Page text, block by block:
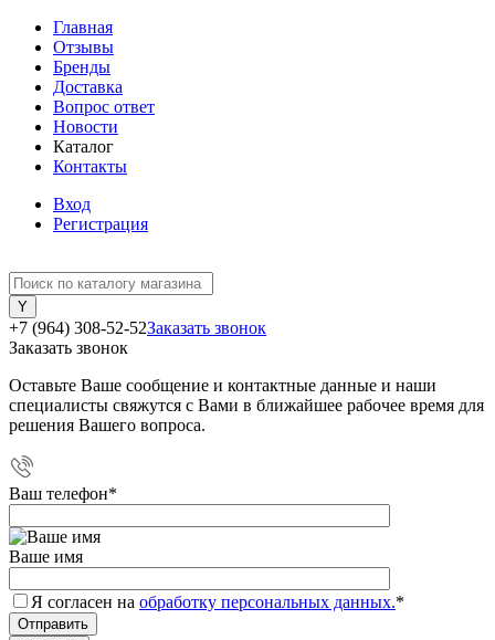
Главная
Отзывы
Бренды
Доставка
Вопрос ответ
Новости
Каталог
Контакты
Вход
Регистрация
+7 (964) 308-52-52Заказать звонок
Заказать звонок
Оставьте Ваше сообщение и контактные данные и наши
специалисты свяжутся с Вами в ближайшее рабочее время для
решения Вашего вопроса.
Ваш телефон*
Ваше имя
Я согласен на обработку персональных данных.*